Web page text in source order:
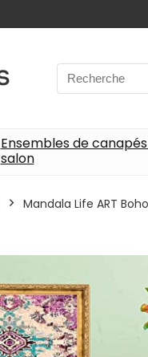
Search
for:
Ensembles de
salon
Mandala Life ART